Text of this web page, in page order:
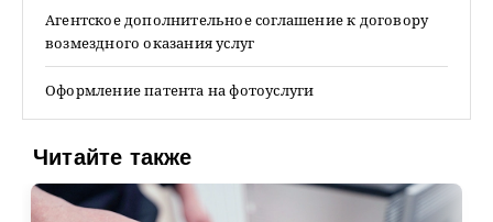
Агентское дополнительное соглашение к договору
возмездного оказания услуг
Оформление патента на фотоуслуги
Читайте также